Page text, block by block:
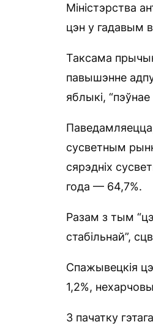
Міністэрства
цэн у гадавым
Таксама
павышэнне
яблыкі,
сусветным
сярэдніх
года — 64,7%.
Разам з тым
стабільнай”,
Спажывецкія
1,2%,
З пачатку